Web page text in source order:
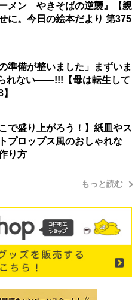
ーメン やきそばの逆襲』【親
に。今日の絵本だより 第375
準備が整いました」まずいま
れない――!!!【母は転生して
で盛り上がろう！】紙皿やス
プロップス風のおしゃれな
り方
もっと読む